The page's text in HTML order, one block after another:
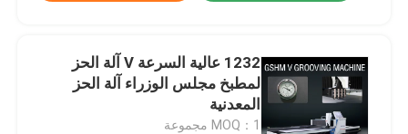
1232 عالية السرعة V آلة الحز
لمطبخ مجلس الوزراء آلة الحز
المعدنية
MOQ：1 مجموعة